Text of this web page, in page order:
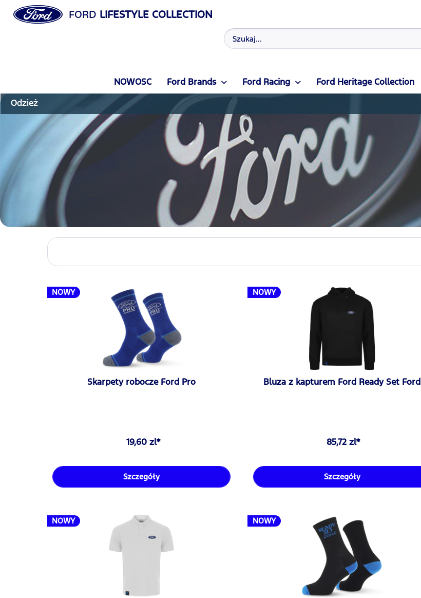
FORD LIFESTYLE COLLECTION
NOWOSC Ford Brands Ford Racing Ford Heritage Collection
Odzież
NOWY
Skarpety robocze Ford Pro
19,60 zl*
Szczegóły
NOWY
Bluza z kapturem Ford Ready Set Ford
85,72 zl*
Szczegóły
NOWY NOWY